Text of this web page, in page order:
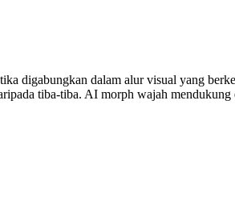
digabungkan dalam alur visual yang
tiba-tiba. AI morph wajah